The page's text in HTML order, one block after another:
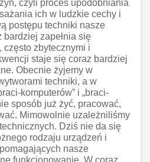
czyli proces upodobniania
ich w ludzkie cechy i
postępu techniki nasze
zapełnia się
często zbytecznymi i
staje się coraz bardziej
Obecnie żyjemy w
techniki, a w
komputerów” i „braci-
sposób już żyć, pracować,
Mimowolnie uzależniliśmy
Dziś nie da się
rodzaju urządzeń i
nasze